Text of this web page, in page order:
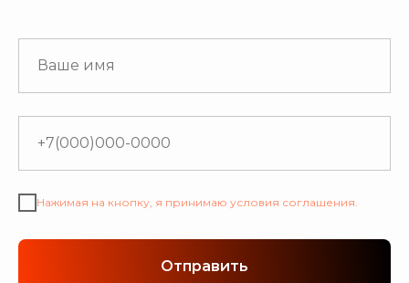
Нажимая на кнопку, я принимаю условия соглашения.
Отправить